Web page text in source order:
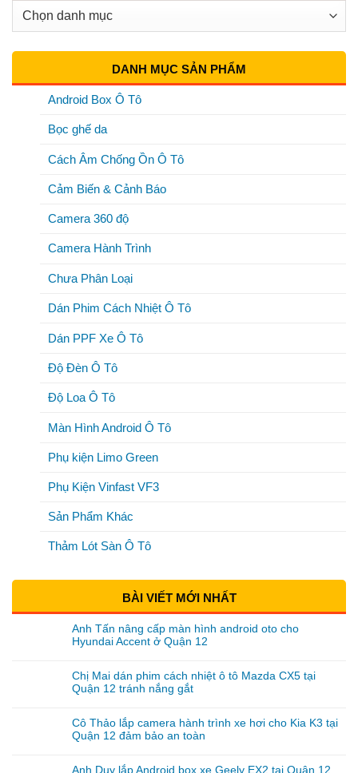
Chuyên
DANH MỤC SẢN PHẨM
Android Box Ô Tô
Bọc ghế da
Cách Âm Chống Ồn Ô Tô
Cảm Biến & Cảnh Báo
Camera 360 độ
Camera Hành Trình
Chưa Phân Loại
Dán Phim Cách Nhiệt Ô Tô
Dán PPF Xe Ô Tô
Độ Đèn Ô Tô
Độ Loa Ô Tô
Màn Hình Android Ô Tô
Phụ kiện Limo Green
Phụ Kiện Vinfast VF3
Sản Phẩm Khác
Thảm Lót Sàn Ô Tô
BÀI VIẾT MỚI NHẤT
Anh Tấn nâng cấp màn hình android oto cho
Hyundai Accent ở Quận 12
Chị Mai dán phim cách nhiệt ô tô Mazda CX5 tại
Quận 12 tránh nắng gắt
Cô Thảo lắp camera hành trình xe hơi cho Kia K3 tại
Quận 12 đảm bảo an toàn
Anh Duy lắp Android box xe Geely EX2 tại Quận 12